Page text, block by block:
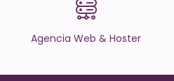
Agencia Web & Hoster